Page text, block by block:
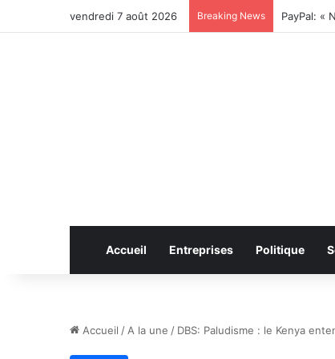
vendredi 7 août 2026 Breaking News
Accueil Entreprises Politique
Accueil / A la une / DBS: Paludisme : le Kenya